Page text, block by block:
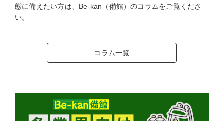
態に備えたい方は、Be-kan（備館）のコラムをご覧くださ
い。
コラム一覧